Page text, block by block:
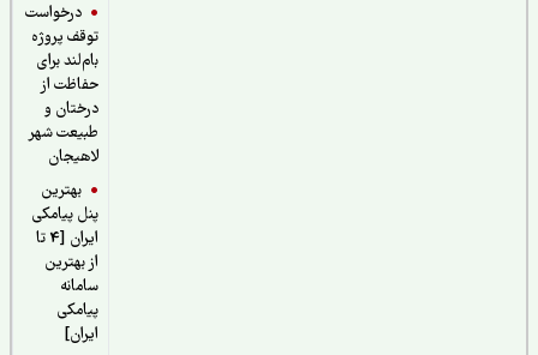
درخواست
توقف پروژه
بام‌لند برای
حفاظت از
درختان و
طبیعت شهر
لاهیجان
بهترین
پنل پیامکی
ایران [4 تا
از بهترین
سامانه
پیامکی